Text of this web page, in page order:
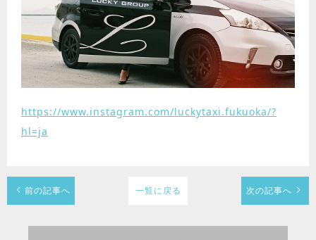
https://www.instagram.com/luckytaxi.fukuoka/?
hl=ja
一覧に戻る
前の記事へ 次の記事へ